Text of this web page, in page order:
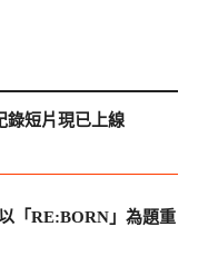
錄短片現已上線
「RE:BORN」為題重